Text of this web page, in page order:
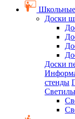
Доски
Доски
стенды